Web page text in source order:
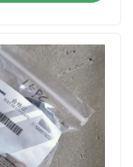
المنتجات
حول بنا